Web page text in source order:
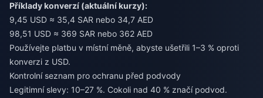
Příklady konverzí (aktuální kurzy):
9,45 USD ≈ 35,4 SAR nebo 34,7 AED
98,51 USD ≈ 369 SAR nebo 362 AED
Používejte platbu v místní měně, abyste ušetřili 1–3 % oproti
konverzi z USD.
Kontrolní seznam pro ochranu před podvody
Legitimní slevy: 10–27 %. Cokoli nad 40 % značí podvod.